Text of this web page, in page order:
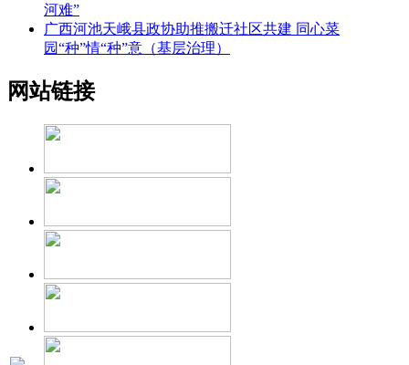
河难”
广西河池天峨县政协助推搬迁社区共建 同心菜
园“种”情“种”意（基层治理）
网站链接